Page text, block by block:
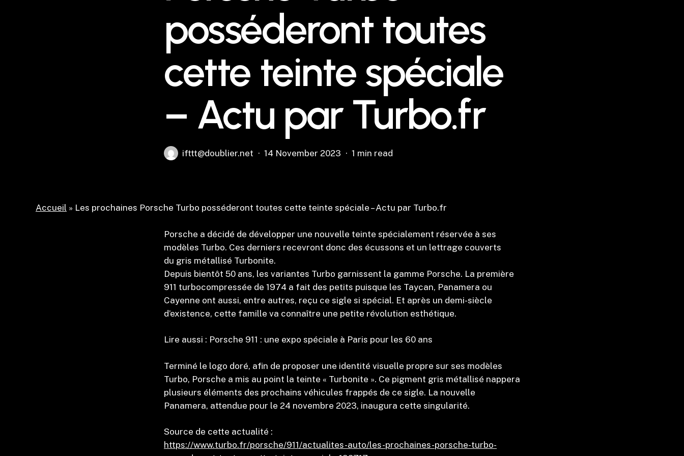
posséderont toutes
cette teinte spéciale
– Actu par Turbo.fr
ifttt@doublier.net 14 November 2023 1 min read
Accueil » Les prochaines Porsche Turbo posséderont toutes cette teinte spéciale – Actu par Turbo.fr
Porsche a décidé de développer une nouvelle teinte spécialement réservée à ses
modèles Turbo. Ces derniers recevront donc des écussons et un lettrage couverts
du gris métallisé Turbonite.
Depuis bientôt 50 ans, les variantes Turbo garnissent la gamme Porsche. La première
911 turbocompressée de 1974 a fait des petits puisque les Taycan, Panamera ou
Cayenne ont aussi, entre autres, reçu ce sigle si spécial. Et après un demi-siècle
d’existence, cette famille va connaître une petite révolution esthétique.
Lire aussi : Porsche 911 : une expo spéciale à Paris pour les 60 ans
Terminé le logo doré, afin de proposer une identité visuelle propre sur ses modèles
Turbo, Porsche a mis au point la teinte « Turbonite ». Ce pigment gris métallisé nappera
plusieurs éléments des prochains véhicules frappés de ce sigle. La nouvelle
Panamera, attendue pour le 24 novembre 2023, inaugura cette singularité.
Source de cette actualité :
https://www.turbo.fr/porsche/911/actualites-auto/les-prochaines-porsche-turbo-